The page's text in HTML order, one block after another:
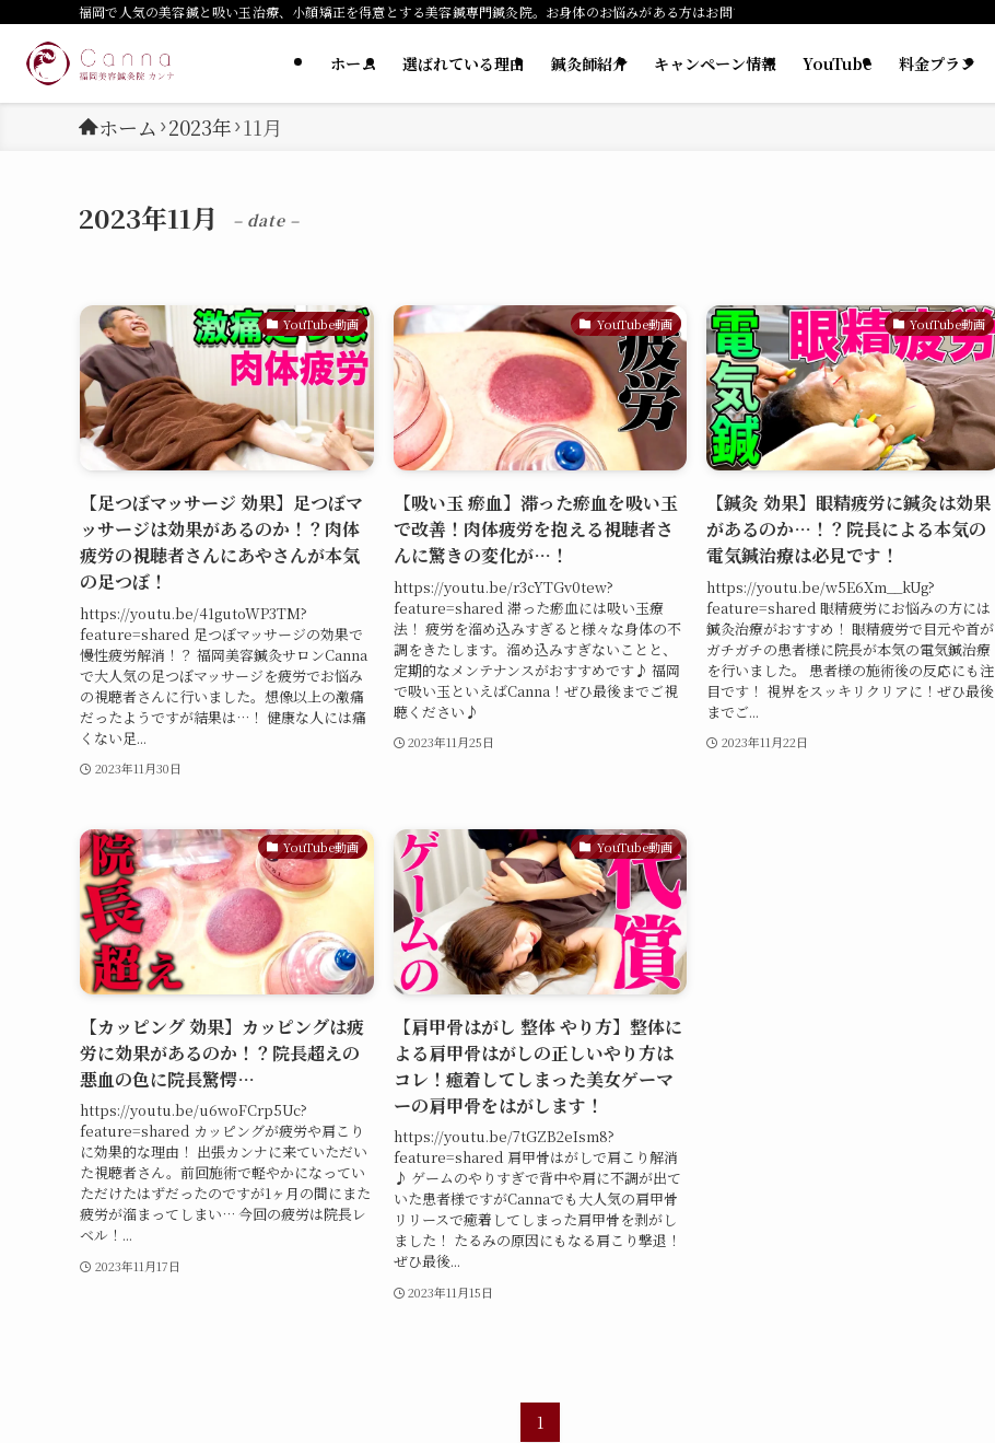
福岡で人気の美容鍼と吸い玉治療、小顔矯正を得意とする美容鍼専門鍼灸院。お身体のお悩みがある方はお問い合わせください。
ホーム 選ばれている理由 鍼灸師紹介 キャンペーン情報 YouTube 料金プラン
ホーム 2023年 11月
2023年11月 – date –
YouTube動画
【足つぼマッサージ 効果】足つぼマ
ッサージは効果があるのか！？肉体
疲労の視聴者さんにあやさんが本気
の足つぼ！
https://youtu.be/41gutoWP3TM?
feature=shared 足つぼマッサージの効果で
慢性疲労解消！？ 福岡美容鍼灸サロンCanna
で大人気の足つぼマッサージを疲労でお悩み
の視聴者さんに行いました。想像以上の激痛
だったようですが結果は…！ 健康な人には痛
くない足...
2023年11月30日
YouTube動画
【吸い玉 瘀血】滞った瘀血を吸い玉
で改善！肉体疲労を抱える視聴者さ
んに驚きの変化が…！
https://youtu.be/r3cYTGv0tew?
feature=shared 滞った瘀血には吸い玉療
法！ 疲労を溜め込みすぎると様々な身体の不
調をきたします。溜め込みすぎないことと、
定期的なメンテナンスがおすすめです♪ 福岡
で吸い玉といえばCanna！ぜひ最後までご視
聴ください♪
2023年11月25日
YouTube動画
【鍼灸 効果】眼精疲労に鍼灸は効果
があるのか…！？院長による本気の
電気鍼治療は必見です！
https://youtu.be/w5E6Xm__kUg?
feature=shared 眼精疲労にお悩みの方には
鍼灸治療がおすすめ！ 眼精疲労で目元や首が
ガチガチの患者様に院長が本気の電気鍼治療
を行いました。 患者様の施術後の反応にも注
目です！ 視界をスッキリクリアに！ぜひ最後
までご...
2023年11月22日
YouTube動画
【カッピング 効果】カッピングは疲
労に効果があるのか！？院長超えの
悪血の色に院長驚愕…
https://youtu.be/u6woFCrp5Uc?
feature=shared カッピングが疲労や肩こり
に効果的な理由！ 出張カンナに来ていただい
た視聴者さん。前回施術で軽やかになってい
ただけたはずだったのですが1ヶ月の間にまた
疲労が溜まってしまい… 今回の疲労は院長レ
ベル！...
2023年11月17日
YouTube動画
【肩甲骨はがし 整体 やり方】整体に
よる肩甲骨はがしの正しいやり方は
コレ！癒着してしまった美女ゲーマ
ーの肩甲骨をはがします！
https://youtu.be/7tGZB2eIsm8?
feature=shared 肩甲骨はがしで肩こり解消
♪ ゲームのやりすぎで背中や肩に不調が出て
いた患者様ですがCannaでも大人気の肩甲骨
リリースで癒着してしまった肩甲骨を剥がし
ました！ たるみの原因にもなる肩こり撃退！
ぜひ最後...
2023年11月15日
1